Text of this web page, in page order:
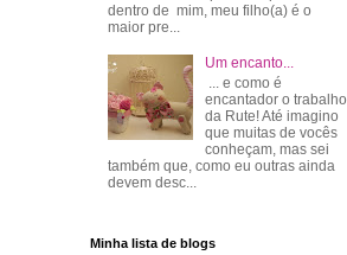
dentro de mim, meu filho(a) é o
maior pre...
Um encanto...
... e como é
encantador o trabalho
da Rute! Até imagino
que muitas de vocês
conheçam, mas sei
também que, como eu outras ainda
devem desc...
Minha lista de blogs